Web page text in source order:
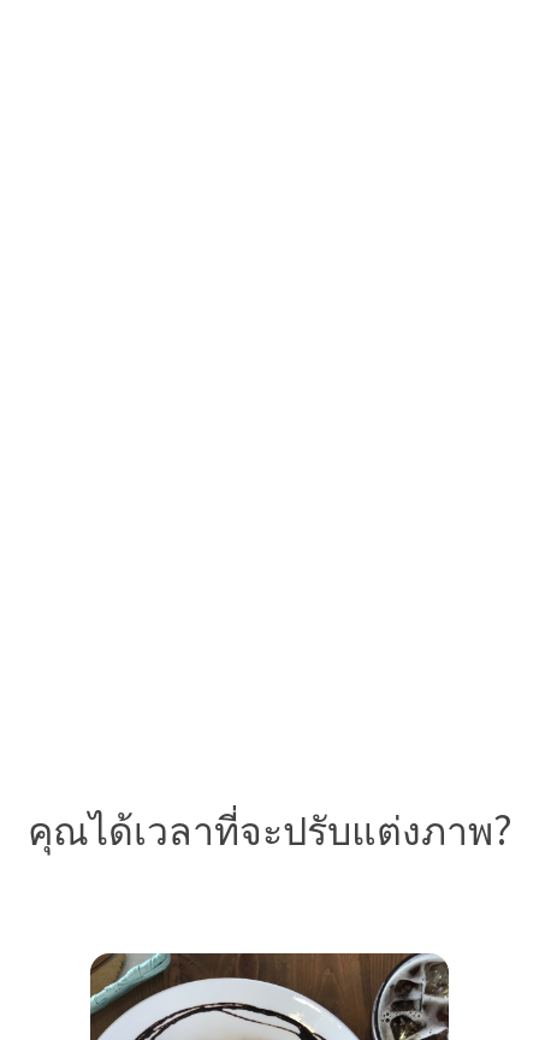
คุณได้เวลาที่จะปรับแต่งภาพ?